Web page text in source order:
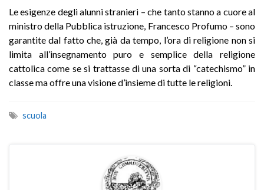
Le esigenze degli alunni stranieri – che tanto stanno a cuore al
ministro della Pubblica istruzione, Francesco Profumo – sono
garantite dal fatto che, già da tempo, l’ora di religione non si
limita all’insegnamento puro e semplice della religione
cattolica come se si trattasse di una sorta di “catechismo” in
classe ma offre una visione d’insieme di tutte le religioni.
scuola